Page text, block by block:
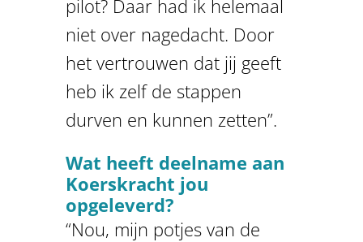
pilot? Daar had ik helemaal
niet over nagedacht. Door
het vertrouwen dat jij geeft
heb ik zelf de stappen
durven en kunnen zetten”.
Wat heeft deelname aan
Koerskracht jou
opgeleverd?
“Nou, mijn potjes van de